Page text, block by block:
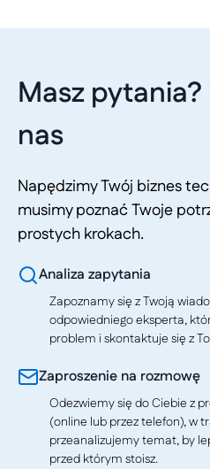
Masz
nas
Napędzimy Twój biznes
musimy poznać Twoje
prostych krokach.
Analiza zapytania
Zapoznamy się z Twoją
odpowiedniego eksperta,
problem i skontaktuje się z
Zaproszenie na rozmowę
Odezwiemy się do Ciebie z
(online lub przez telefon), w
przeanalizujemy temat, by
przed którym stoisz.